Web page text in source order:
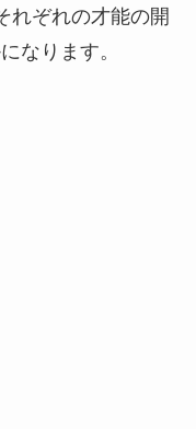
れぞれの才能の開
なります。